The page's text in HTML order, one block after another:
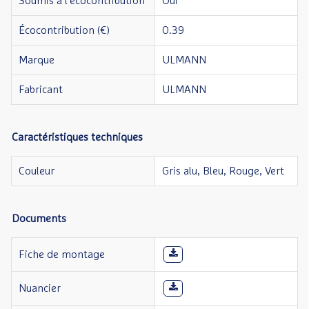
Écocontribution (€) 0.39
Marque ULMANN
Fabricant ULMANN
Caractéristiques techniques
Couleur Gris alu, Bleu, Rouge, Vert
Documents
Fiche de montage
Nuancier